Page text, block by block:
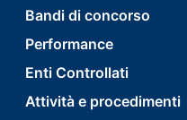
Bandi di concorso
Performance
Enti Controllati
Attività e procedimenti